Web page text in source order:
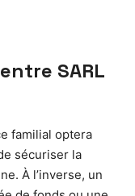
SARL
familial optera
sécuriser la
À l’inverse, un